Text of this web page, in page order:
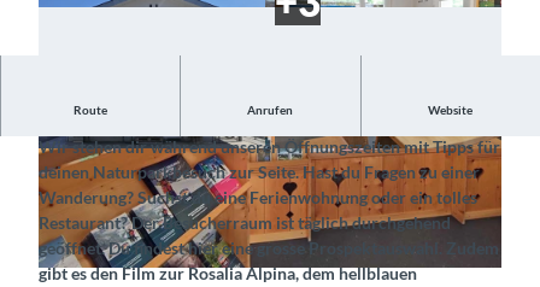
©CC-BY-SA
© Naturpark Diemtigtal |CC-BY-SA
© Naturpark Diemtigtal, Interlaken Tourismus |
CC-BY-SA
Route Anrufen Website
Das offizielle Tourismusbüro im Naturpark Diemtigtal
Wir stehen dir während unseren Öffnungszeiten mit Tipps für
deinen Naturparkbesuch zur Seite. Hast du Fragen zu einer
Wanderung? Suchst du eine Ferienwohnung oder ein tolles
Restaurant? Der Besucherraum ist täglich durchgehend
geöffnet. Du findest hier eine grosse Prospektauswahl. Zudem
gibt es den Film zur Rosalia Alpina, dem hellblauen